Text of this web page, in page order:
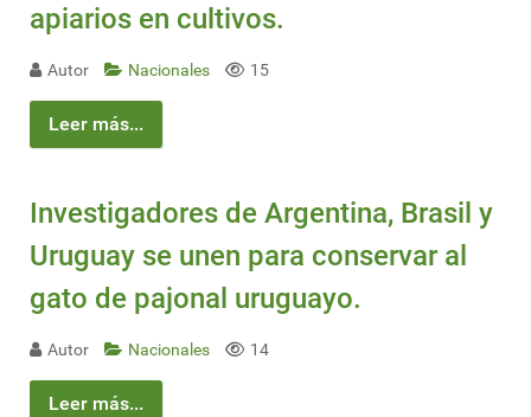
apiarios en cultivos.
Autor Nacionales 15
Leer más...
Investigadores de Argentina, Brasil y
Uruguay se unen para conservar al
gato de pajonal uruguayo.
Autor Nacionales 14
Leer más...